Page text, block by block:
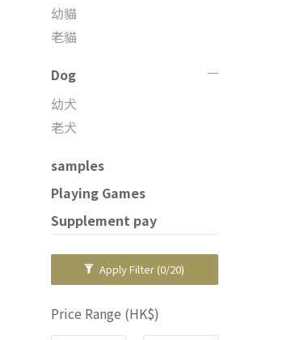
幼貓
老貓
Dog
幼犬
老犬
samples
Playing Games
Supplement pay
Apply Filter(0/20)
Price Range (HK$)